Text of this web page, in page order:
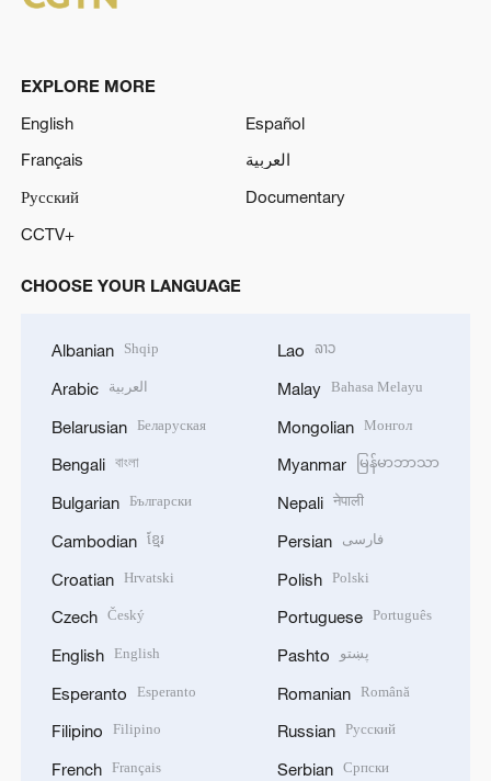
EXPLORE MORE
English
Español
Français
العربية
Русский
Documentary
CCTV+
CHOOSE YOUR LANGUAGE
Albanian Shqip
Arabic العربية
Belarusian Беларуская
Bengali বাংলা
Bulgarian Български
Cambodian ខ្មែរ
Croatian Hrvatski
Czech Český
English English
Esperanto Esperanto
Filipino Filipino
French Français
Lao ລາວ
Malay Bahasa Melayu
Mongolian Монгол
Myanmar မြန်မာဘာသာ
Nepali नेपाली
Persian فارسی
Polish Polski
Portuguese Português
Pashto پښتو
Romanian Română
Russian Русский
Serbian Српски